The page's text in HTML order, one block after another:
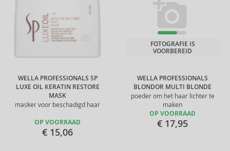
WELLA PROFESSIONALS SP
LUXE OIL KERATIN RESTORE
MASK
masker voor beschadigd haar
OP VOORRAAD
€ 15,06
WELLA PROFESSIONALS
BLONDOR MULTI BLONDE
poeder om het haar lichter te
maken
FOTOGRAFIE IS
VOORBEREID
OP VOORRAAD
€ 17,95